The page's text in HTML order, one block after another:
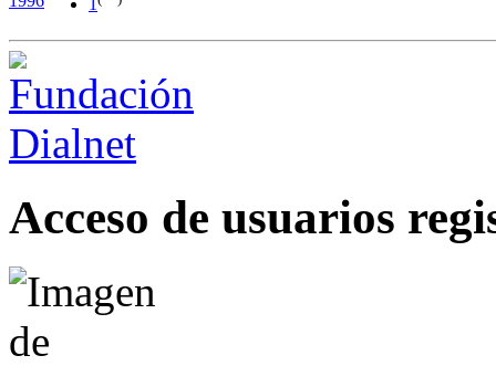
Acceso de usuarios